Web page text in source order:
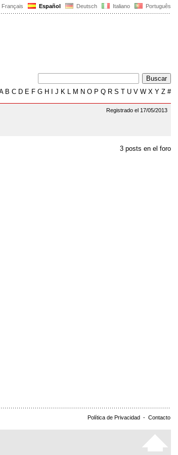
Français Español Deutsch Italiano Português
B C D E F G H J K L M N O P Q R S T U V W X Y Z #
Registrado el 17/05/2013
3 posts en el foro
Política de Privacidad - Contacto